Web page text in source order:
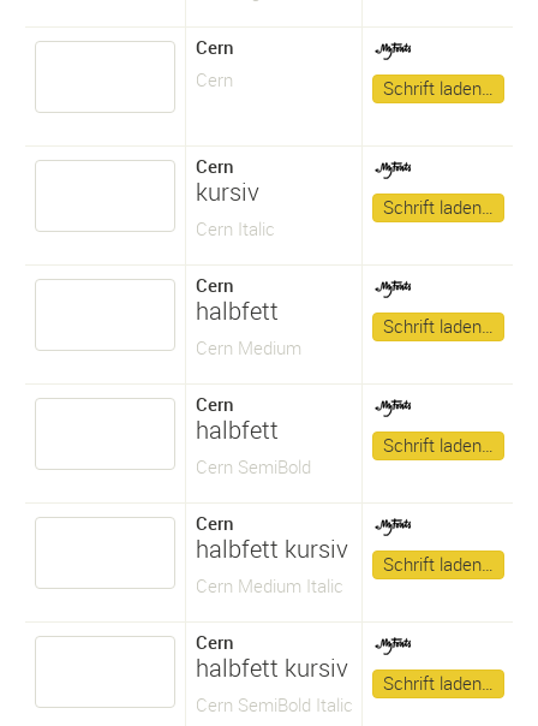
Cern
Cern
Schrift laden…
Cern
kursiv
Cern Italic
Schrift laden…
Cern
halbfett
Cern Medium
Schrift laden…
Cern
halbfett
Cern SemiBold
Schrift laden…
Cern
halbfett kursiv
Cern Medium Italic
Schrift laden…
Cern
halbfett kursiv
Cern SemiBold Italic
Schrift laden…